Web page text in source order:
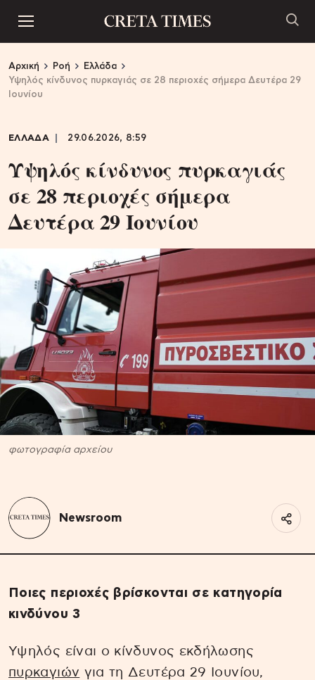
Αρχική Ροή
Ελλάδα
Υψηλός κίνδυνος πυρκαγιάς σε 28 περιοχές σήμερα Δευτέρα 29
Ιουνίου
ΕΛΛΑΔΑ 29.06.2026, 8:59
Υψηλός κίνδυνος πυρκαγιάς
σε 28 περιοχές σήμερα
Δευτέρα 29 Ιουνίου
φωτογραφία αρχείου
Newsroom
Ποιες περιοχές βρίσκονται σε κατηγορία
κινδύνου 3
Υψηλός είναι ο κίνδυνος εκδήλωσης
πυρκαγιών για τη Δευτέρα 29 Ιουνίου,